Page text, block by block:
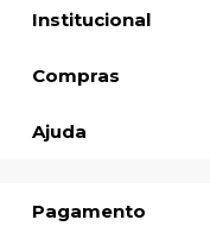
Institucional
Compras
Ajuda
Pagamento